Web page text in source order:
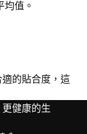
均值。
適的貼合度，這
健康的生